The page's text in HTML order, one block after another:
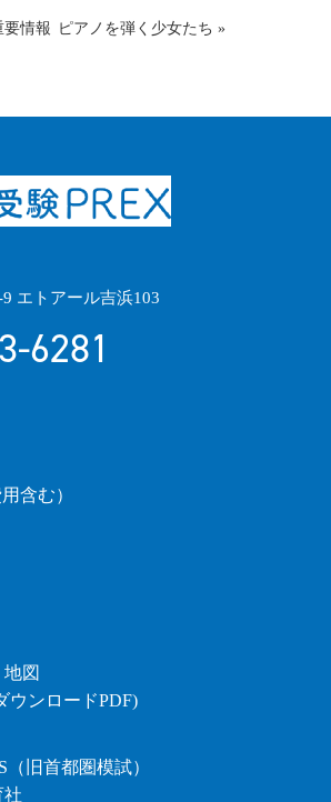
要情報 ピアノを弾く少女たち »
エトアール吉浜103
6281
含む）
図
ンロードPDF)
旧首都圏模試）